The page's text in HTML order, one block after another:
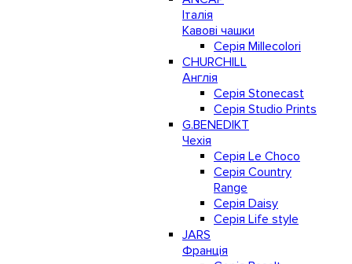
Італія
Кавові чашки
Серія Millecolori
CHURCHILL
Англія
Серія Stonecast
Серія Studio Prints
G.BENEDIKT
Чехія
Cерія Le Choco
Серія Country
Range
Серія Daisy
Серія Life style
JARS
Франція